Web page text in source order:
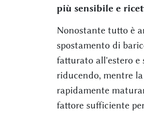
più sensibile e
Nonostante tutto è
spostamento di
fatturato all'estero e
riducendo, mentre
rapidamente
fattore sufficiente